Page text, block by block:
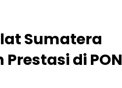
Sumatera
di PON